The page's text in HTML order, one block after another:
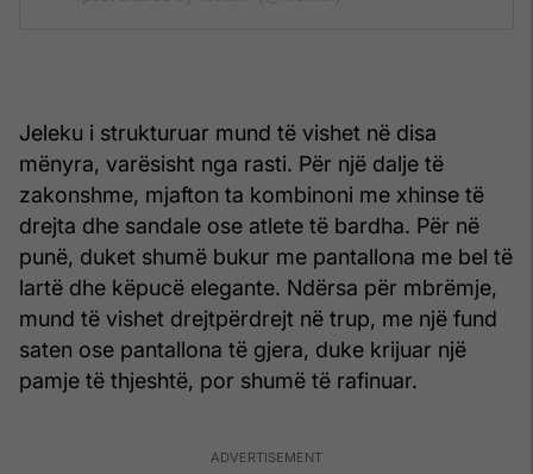
Jeleku i strukturuar mund të vishet në disa
mënyra, varësisht nga rasti. Për një dalje të
zakonshme, mjafton ta kombinoni me xhinse të
drejta dhe sandale ose atlete të bardha. Për në
punë, duket shumë bukur me pantallona me bel të
lartë dhe këpucë elegante. Ndërsa për mbrëmje,
mund të vishet drejtpërdrejt në trup, me një fund
saten ose pantallona të gjera, duke krijuar një
pamje të thjeshtë, por shumë të rafinuar.